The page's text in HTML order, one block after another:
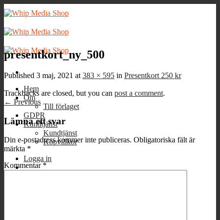
Skip
to
Hem
Om
Till förlaget
GDPR
Kundtjänst
Kundtjänst
Köpvillkor
Logga in
presentkort_ny_500
Published 3 maj, 2021 at 383 × 595 in Presentkort 250 kr
Trackbacks are closed, but you can post a comment.
← Previous
Lämna ett svar
Din e-postadress kommer inte publiceras. Obligatoriska fält är
märkta *
Kommentar *